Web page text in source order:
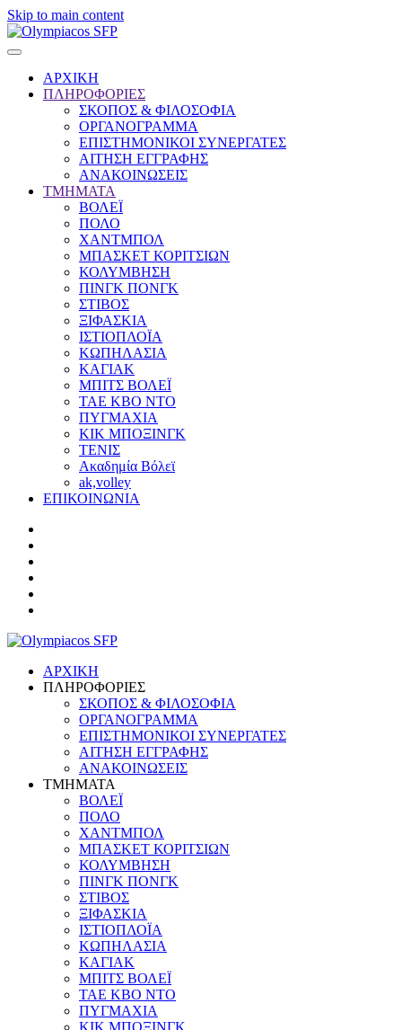
Skip to main content
ΑΡΧΙΚΗ
ΠΛΗΡΟΦΟΡΙΕΣ
ΣΚΟΠΟΣ & ΦΙΛΟΣΟΦΙΑ
ΟΡΓΑΝΟΓΡΑΜΜΑ
ΕΠΙΣΤΗΜΟΝΙΚΟΙ ΣΥΝΕΡΓΑΤΕΣ
ΑΙΤΗΣΗ ΕΓΓΡΑΦΗΣ
ΑΝΑΚΟΙΝΩΣΕΙΣ
ΤΜΗΜΑΤΑ
ΒΟΛΕΪ
ΠΟΛΟ
ΧΑΝΤΜΠΟΛ
ΜΠΑΣΚΕΤ ΚΟΡΙΤΣΙΩΝ
ΚΟΛΥΜΒΗΣΗ
ΠΙΝΓΚ ΠΟΝΓΚ
ΣΤΙΒΟΣ
ΞΙΦΑΣΚΙΑ
ΙΣΤΙΟΠΛΟΪΑ
ΚΩΠΗΛΑΣΙΑ
ΚΑΓΙΑΚ
ΜΠΙΤΣ ΒΟΛΕΪ
ΤΑΕ ΚΒΟ ΝΤΟ
ΠΥΓΜΑΧΙΑ
ΚΙΚ ΜΠΟΞΙΝΓΚ
ΤΕΝΙΣ
Ακαδημία Βόλεϊ
ak,volley
ΕΠΙΚΟΙΝΩΝΙΑ
ΑΡΧΙΚΗ
ΠΛΗΡΟΦΟΡΙΕΣ
ΣΚΟΠΟΣ & ΦΙΛΟΣΟΦΙΑ
ΟΡΓΑΝΟΓΡΑΜΜΑ
ΕΠΙΣΤΗΜΟΝΙΚΟΙ ΣΥΝΕΡΓΑΤΕΣ
ΑΙΤΗΣΗ ΕΓΓΡΑΦΗΣ
ΑΝΑΚΟΙΝΩΣΕΙΣ
ΤΜΗΜΑΤΑ
ΒΟΛΕΪ
ΠΟΛΟ
ΧΑΝΤΜΠΟΛ
ΜΠΑΣΚΕΤ ΚΟΡΙΤΣΙΩΝ
ΚΟΛΥΜΒΗΣΗ
ΠΙΝΓΚ ΠΟΝΓΚ
ΣΤΙΒΟΣ
ΞΙΦΑΣΚΙΑ
ΙΣΤΙΟΠΛΟΪΑ
ΚΩΠΗΛΑΣΙΑ
ΚΑΓΙΑΚ
ΜΠΙΤΣ ΒΟΛΕΪ
ΤΑΕ ΚΒΟ ΝΤΟ
ΠΥΓΜΑΧΙΑ
ΚΙΚ ΜΠΟΞΙΝΓΚ